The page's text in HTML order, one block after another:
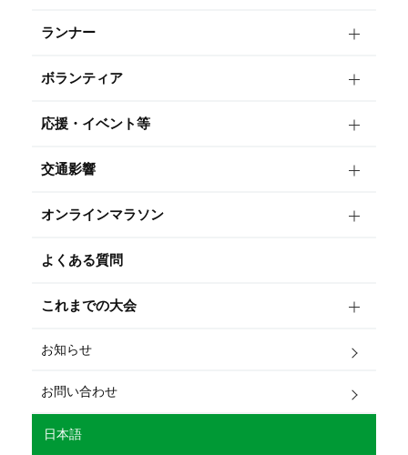
ランナー
ボランティア
応援・イベント等
交通影響
オンラインマラソン
よくある質問
これまでの大会
お知らせ
お問い合わせ
日本語